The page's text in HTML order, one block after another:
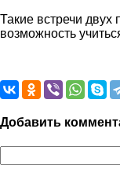
Такие встречи
возможность
Ирина
Добавить